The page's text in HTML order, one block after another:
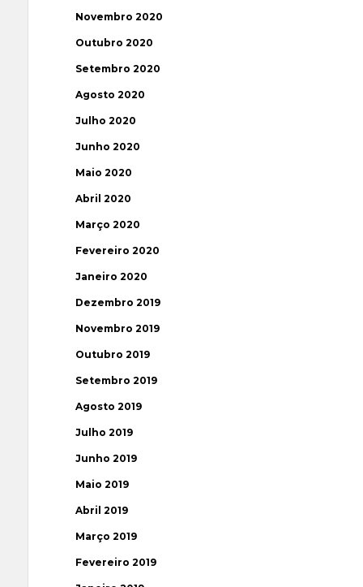
Novembro 2020
Outubro 2020
Setembro 2020
Agosto 2020
Julho 2020
Junho 2020
Maio 2020
Abril 2020
Março 2020
Fevereiro 2020
Janeiro 2020
Dezembro 2019
Novembro 2019
Outubro 2019
Setembro 2019
Agosto 2019
Julho 2019
Junho 2019
Maio 2019
Abril 2019
Março 2019
Fevereiro 2019